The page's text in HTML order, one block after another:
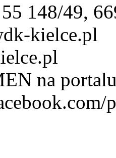
148/49,
kielce.pl
na